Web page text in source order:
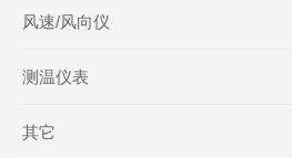
风速/风向仪
测温仪表
其它